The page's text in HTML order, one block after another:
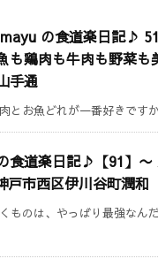
の食道楽日記♪
も鶏肉も牛肉も野菜
手通
とお魚どれが一番好きです
食道楽日記♪【91】〜
戸市西区伊川谷町潤和
ものは、やっばり最強な